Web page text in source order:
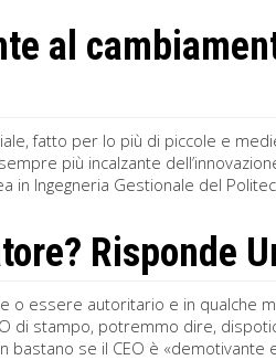
al
fatto per lo più di piccole e
più incalzante
Ingegneria Gestionale del
Risponde
o essere autoritario e in qualche
di stampo, potremmo dire,
bastano se il CEO è